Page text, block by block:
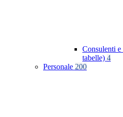
Consulenti
tabelle) 4
Personale 200